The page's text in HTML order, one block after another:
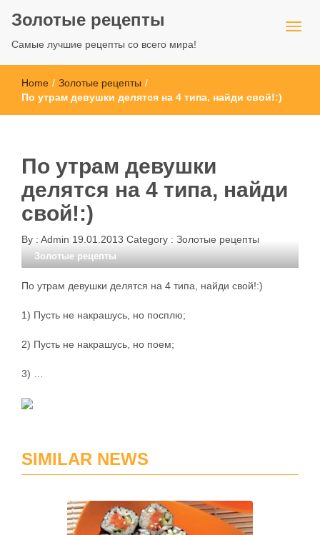
Золотые рецепты
Самые лучшие рецепты со всего мира!
Home / Золотые рецепты /
По утрам девушки делятся на 4 типа, найди свой!:)
По утрам девушки
делятся на 4 типа, найди
свой!:)
By : Admin 19.01.2013 Category : Золотые рецепты
Золотые рецепты
По утрам девушки делятся на 4 типа, найди свой!:)
1) Пусть не накрашусь, но посплю;
2) Пусть не накрашусь, но поем;
3) …
SIMILAR NEWS